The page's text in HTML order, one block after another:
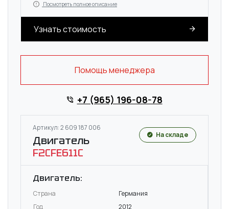
Посмотреть полное описание
Узнать стоимость
Помощь менеджера
+7 (965) 196-08-78
Артикул: 2 609 187 006
Двигатель
F2CFE611C
На складе
Двигатель:
Страна
Германия
Год
2012